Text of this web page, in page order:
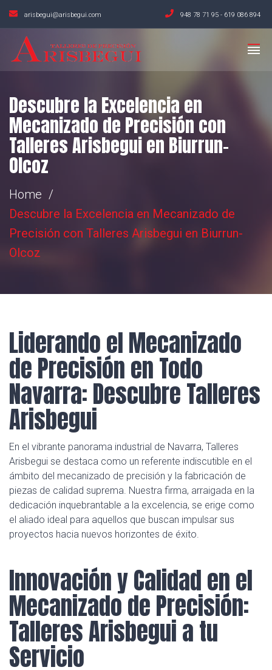
arisbegui@arisbegui.com 948 78 71 95 - 619 086 894
Descubre la Excelencia en
Mecanizado de Precisión con
Talleres Arisbegui en Biurrun-
Olcoz
Home
Descubre la Excelencia en Mecanizado de
Precisión con Talleres Arisbegui en Biurrun-
Olcoz
Liderando el Mecanizado
de Precisión en Todo
Navarra: Descubre Talleres
Arisbegui
En el vibrante panorama industrial de Navarra, Talleres
Arisbegui se destaca como un referente indiscutible en el
ámbito del mecanizado de precisión y la fabricación de
piezas de calidad suprema. Nuestra firma, arraigada en la
dedicación inquebrantable a la excelencia, se erige como
el aliado ideal para aquellos que buscan impulsar sus
proyectos hacia nuevos horizontes de éxito.
Innovación y Calidad en el
Mecanizado de Precisión:
Talleres Arisbegui a tu
Servicio